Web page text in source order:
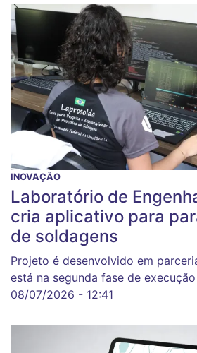
INOVAÇÃO
Laboratório de
cria aplicativo para
de soldagens
Projeto é desenvolvido em
está na segunda fase de execução
08/07/2026 - 12:41